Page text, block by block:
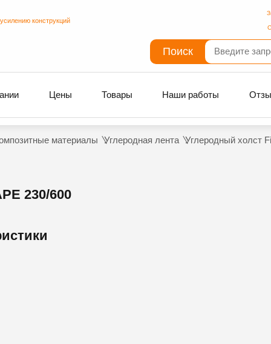
конструкций
Поиск
Цены Товары Наши работы
материалы Углеродная лента Углеродный холст
230/600